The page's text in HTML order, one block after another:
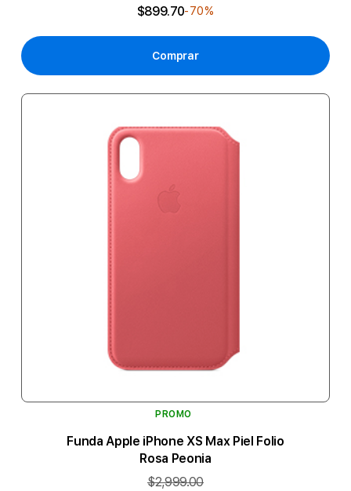
$899.70-70%
Comprar
PROMO
Funda Apple iPhone XS Max Piel Folio
Rosa Peonia
$2,999.00